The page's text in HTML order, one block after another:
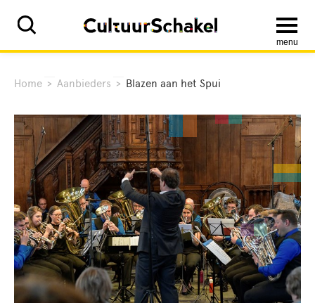
menu
Home > Aanbieders > Blazen aan het Spui